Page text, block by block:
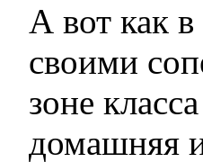
А вот как
своими
зоне
домашняя